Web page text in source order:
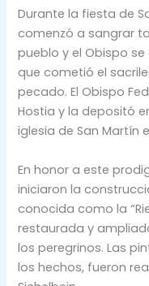
Durante la fiesta de
comenzó a sangrar
pueblo y el Obispo
que cometió el
pecado. El Obispo
Hostia y la depositó
iglesia de San Martín
En honor a este
iniciaron la
conocida como la
restaurada y
los peregrinos. Las
los hechos, fueron